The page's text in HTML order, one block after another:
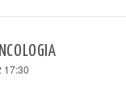
17:30